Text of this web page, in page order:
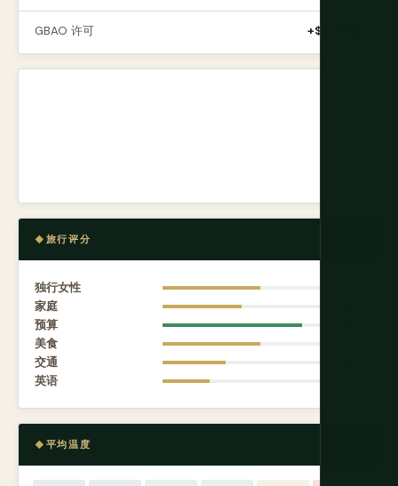
GBAO 许可 +$20 附加
旅行评分
独行女性
家庭
预算
美食
交通
英语
平均温度